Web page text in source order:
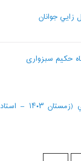
جوانان
برگزاري کارگاه آموزشي فن بيان و مهارت هاي ارتباطي (زمستان ۱۴۰۳ – استاد